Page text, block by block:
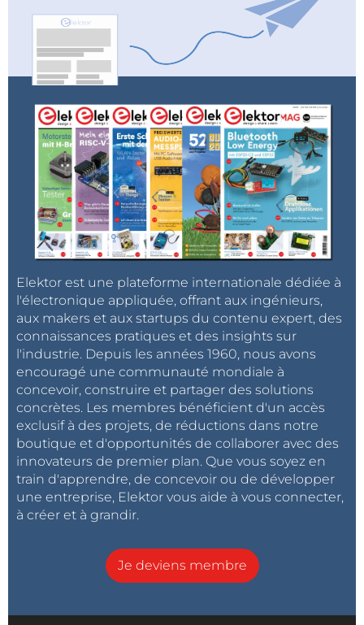
Elektor est une plateforme internationale dédiée à
l'électronique appliquée, offrant aux ingénieurs,
aux makers et aux startups du contenu expert, des
connaissances pratiques et des insights sur
l'industrie. Depuis les années 1960, nous avons
encouragé une communauté mondiale à
concevoir, construire et partager des solutions
concrètes. Les membres bénéficient d'un accès
exclusif à des projets, de réductions dans notre
boutique et d'opportunités de collaborer avec des
innovateurs de premier plan. Que vous soyez en
train d'apprendre, de concevoir ou de développer
une entreprise, Elektor vous aide à vous connecter,
à créer et à grandir.
Je deviens membre